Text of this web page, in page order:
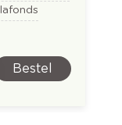
Bestel